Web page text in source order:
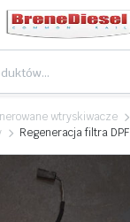
wtryskiwacze
Regeneracja filtra DPF